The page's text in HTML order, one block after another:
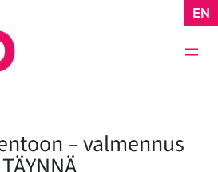
EN
– valmennus